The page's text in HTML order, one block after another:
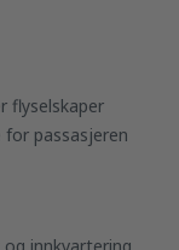
flyselskaper
passasjeren